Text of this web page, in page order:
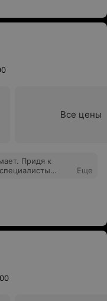
Все цены
Придя к
Рабочее
ждать
и
ногу в
не был выдан. Я
и педикюр
Еще